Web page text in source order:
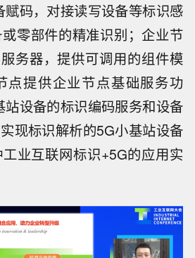
赋码，对接读写设备等标识感
零部件的精准识别；企业节
务器，提供可调用的组件模
点提供企业节点基础服务功
设备的标识编码服务和设备
现标识解析的5G小基站设备
业互联网标识+5G的应用实